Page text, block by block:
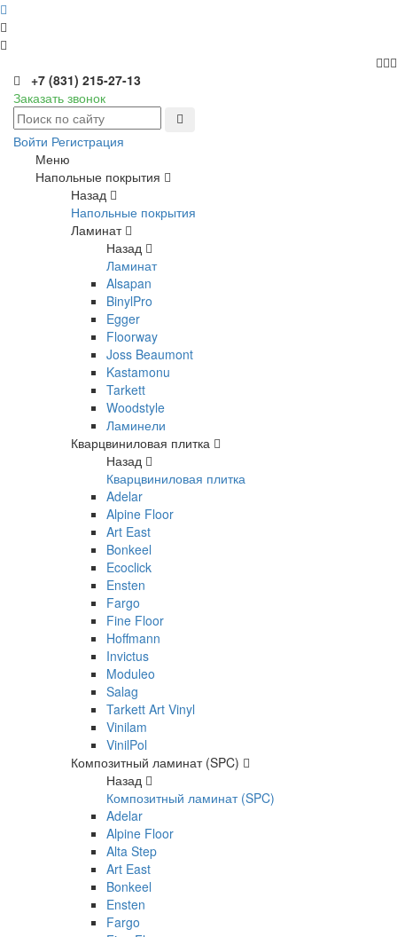
+7 (831) 215-27-13
Заказать звонок
Войти Регистрация
Меню
Напольные покрытия
Назад
Напольные покрытия
Ламинат
Назад
Ламинат
Alsapan
BinylPro
Egger
Floorway
Joss Beaumont
Kastamonu
Tarkett
Woodstyle
Ламинели
Кварцвиниловая плитка
Назад
Кварцвиниловая плитка
Adelar
Alpine Floor
Art East
Bonkeel
Ecoclick
Ensten
Fargo
Fine Floor
Hoffmann
Invictus
Moduleo
Salag
Tarkett Art Vinyl
Vinilam
VinilPol
Композитный ламинат (SPC)
Назад
Композитный ламинат (SPC)
Adelar
Alpine Floor
Alta Step
Art East
Bonkeel
Ensten
Fargo